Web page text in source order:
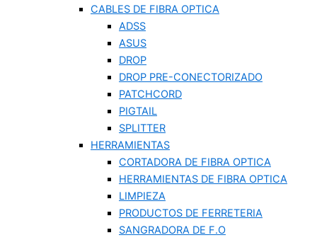
CABLES DE FIBRA OPTICA
ADSS
ASUS
DROP
DROP PRE-CONECTORIZADO
PATCHCORD
PIGTAIL
SPLITTER
HERRAMIENTAS
CORTADORA DE FIBRA OPTICA
HERRAMIENTAS DE FIBRA OPTICA
LIMPIEZA
PRODUCTOS DE FERRETERIA
SANGRADORA DE F.O